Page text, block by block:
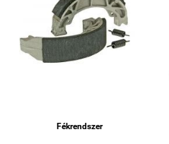
Fékrendszer